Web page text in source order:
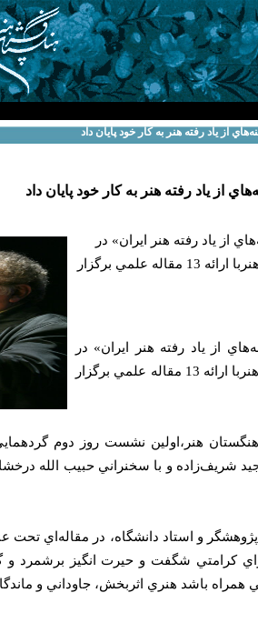
از ياد رفته هنر به كار خود پايان داد
از ياد رفته هنر به كار خود پايان داد
از ياد رفته هنر ايران» در
مجموعه آسمان فرهنگستان هنربا ارائه 13 مقاله علمي برگزار
از ياد رفته هنر ايران» در
مجموعه آسمان فرهنگستان هنربا ارائه 13 مقاله علمي برگزار
هنر،اولين نشست روز دوم گردهمايي
شريف‌زاده و با سخنراني حبيب الله
پژوهشگر و استاد دانشگاه، در مقاله‌اي
كرامتي شگفت و حيرت انگيز برشمرد و
باشد هنري اثربخش، جاوداني و